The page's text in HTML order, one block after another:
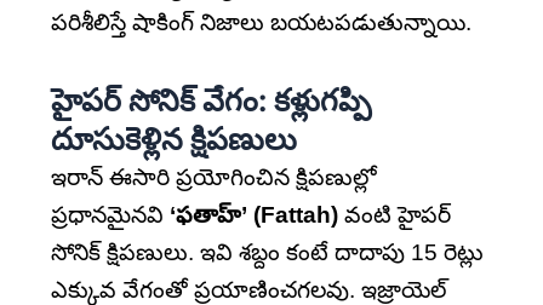
పరిశీలిస్తే షాకింగ్ నిజాలు బయటపడుతున్నాయి.
హైపర్ సోనిక్ వేగం: కళ్లుగప్పి
దూసుకెళ్లిన క్షిపణులు
ఇరాన్ ఈసారి ప్రయోగించిన క్షిపణుల్లో
ప్రధానమైనవి ‘ఫతాహ్’ (Fattah) వంటి హైపర్
సోనిక్ క్షిపణులు. ఇవి శబ్దం కంటే దాదాపు 15 రెట్లు
ఎక్కువ వేగంతో ప్రయాణించగలవు. ఇజ్రాయెల్